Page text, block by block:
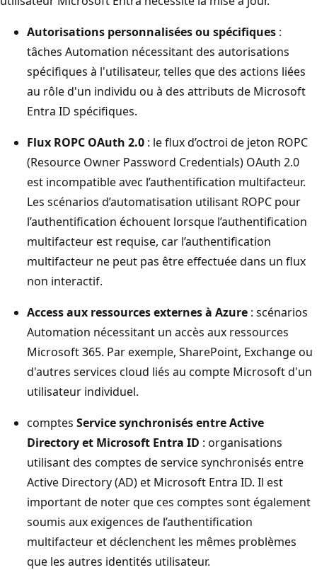
Autorisations personnalisées ou spécifiques :
tâches Automation nécessitant des autorisations
spécifiques à l'utilisateur, telles que des actions liées
au rôle d'un individu ou à des attributs de Microsoft
Entra ID spécifiques.
Flux ROPC OAuth 2.0 : le flux d’octroi de jeton ROPC
(Resource Owner Password Credentials) OAuth 2.0
est incompatible avec l’authentification multifacteur.
Les scénarios d’automatisation utilisant ROPC pour
l’authentification échouent lorsque l’authentification
multifacteur est requise, car l’authentification
multifacteur ne peut pas être effectuée dans un flux
non interactif.
Access aux ressources externes à Azure : scénarios
Automation nécessitant un accès aux ressources
Microsoft 365. Par exemple, SharePoint, Exchange ou
d'autres services cloud liés au compte Microsoft d'un
utilisateur individuel.
comptes Service synchronisés entre Active
Directory et Microsoft Entra ID : organisations
utilisant des comptes de service synchronisés entre
Active Directory (AD) et Microsoft Entra ID. Il est
important de noter que ces comptes sont également
soumis aux exigences de l’authentification
multifacteur et déclenchent les mêmes problèmes
que les autres identités utilisateur.